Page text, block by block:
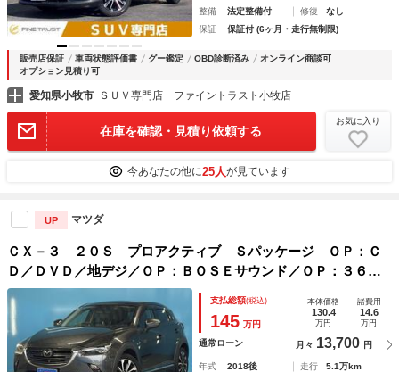
整備
法定整備付 修復
なし
保証
保証付 (6ヶ月・走行無制限)
販売店保証 車両状態評価書 グー鑑定 OBD診断済み
オンライン商談可
オプション見積り可
愛知県小牧市 ＳＵＶ専門店 ファイントラスト小牧店
在庫を確認・見積り依頼する
お気に入り
今あなたの他に25人が見ています
UP マツダ
ＣＸ－３ ２０Ｓ プロアクティブ Ｓパッケージ ＯＰ：Ｃ
Ｄ／ＤＶＤ／地デジ／ＯＰ：ＢＯＳＥサウンド／ＯＰ：３６０
度ビューモニターフロントパーキングセンサー／ＢＳＭ／アダ
プティブヘッドライト／マツダコネクトナビ／ドライブレコー
ダー／ワンオーナー
支払総額(税込)
145 万円
本体価格
130.4
万円
諸費用
14.6
万円
通常ローン 月々 13,700 円
年式 2018後 走行
5.1万km